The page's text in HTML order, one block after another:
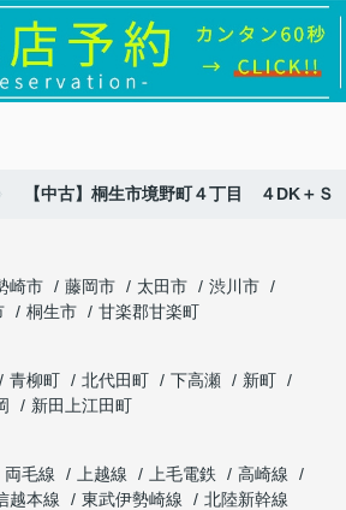
【中古】桐生市境野町４丁目 ４DK＋Ｓ
崎市 藤岡市 太田市
渋川市
桐生市
甘楽郡甘楽町
青柳町 北代田町 下高瀬
新町
新田上江田町
両毛線 上越線 上毛電鉄
高崎線
越本線 東武伊勢崎線
北陸新幹線